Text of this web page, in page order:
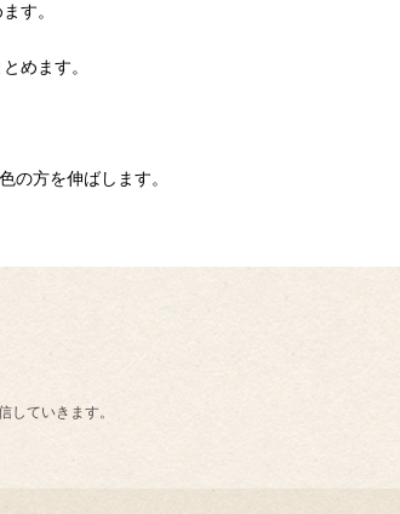
す。
めます。
の方を伸ばします。
していきます。